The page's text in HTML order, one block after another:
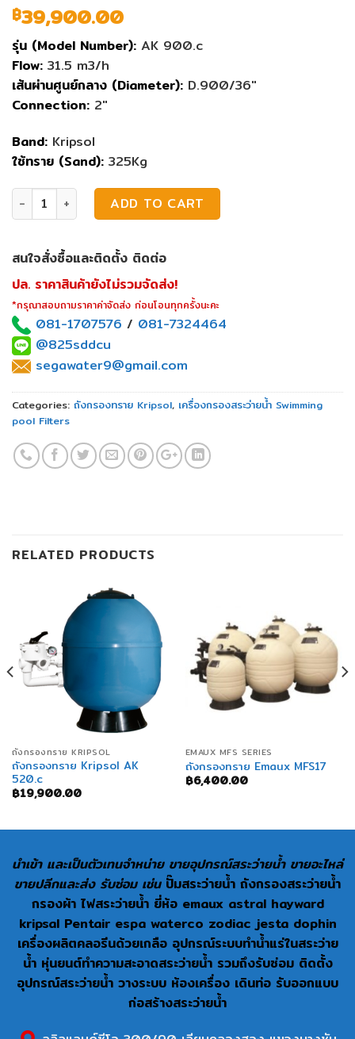
฿39,900.00
รุ่น (Model Number): AK 900.c
Flow: 31.5 m3/h
เส้นผ่านศูนย์กลาง (Diameter): D.900/36″
Connection: 2″
Band: Kripsol
ใช้ทราย (Sand): 325Kg
ถังกรองทราย Kripsol AK900.c quantity
ADD TO CART
สนใจสั่งซื้อและติดตั้ง ติดต่อ
ปล. ราคาสินค้ายังไม่รวมจัดส่ง!
*กรุณาสอบถามราคาค่าจัดส่ง ก่อนโอนทุกครั้งนะคะ
081-1707576 / 081-7324464
@825sddcu
segawater9@gmail.com
Categories: ถังกรองทราย Kripsol, เครื่องกรองสระว่ายน้ำ Swimming
pool Filters
RELATED PRODUCTS
ถังกรองทราย KRIPSOL
ถังกรองทราย Kripsol AK
520.c
฿19,900.00
EMAUX MFS SERIES
ถังกรองทราย Emaux MFS17
฿6,400.00
นำเข้า และเป็นตัวเทนจำหน่าย ขายอุปกรณ์สระว่ายน้ำ ขายอะไหล่
ขายปลีกและส่ง รับซ่อม เช่น ปั๊มสระว่ายน้ำ ถังกรองสระว่ายน้ำ
กรองผ้า ไฟสระว่ายน้ำ ยี่ห้อ emaux astral hayward
kripsal Pentair espa waterco zodiac jesta dophin
เครื่องผลิตคลอรีนด้วยเกลือ อุปกรณ์ระบบทำน้ำแร่ในสระว่าย
น้ำ หุ่นยนต์ทำความสะอาดสระว่ายน้ำ รวมถึงรับซ่อม ติดตั้ง
อุปกรณ์สระว่ายน้ำ วางระบบ ห้องเครื่อง เดินท่อ รับออกแบบ
ก่อสร้างสระว่ายน้ำ